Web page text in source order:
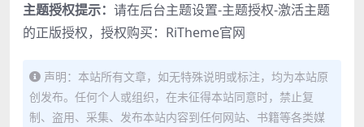
主题授权提示： 请在后台主题设置-主题授权-激活主题
的正版授权，授权购买： RiTheme官网
声明：本站所有文章，如无特殊说明或标注，均为本站原
创发布。任何个人或组织，在未征得本站同意时，禁止复
制、盗用、采集、发布本站内容到任何网站、书籍等各类媒